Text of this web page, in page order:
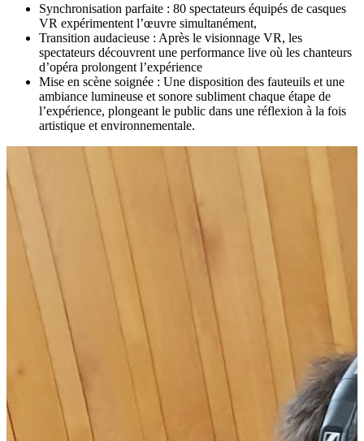
Synchronisation parfaite : 80 spectateurs équipés de casques
VR expérimentent l’œuvre simultanément,
Transition audacieuse : Après le visionnage VR, les
spectateurs découvrent une performance live où les chanteurs
d’opéra prolongent l’expérience
Mise en scène soignée : Une disposition des fauteuils et une
ambiance lumineuse et sonore subliment chaque étape de
l’expérience, plongeant le public dans une réflexion à la fois
artistique et environnementale.